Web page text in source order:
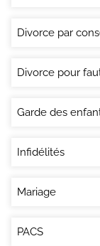
Divorce par
Divorce pour
Garde des
Infidélités
Mariage
PACS